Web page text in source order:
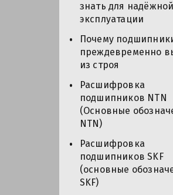
знать для надёжной
эксплуатации
Почему
преждевременно
из строя
Расшифровка
подшипников NTN
(Основные
NTN)
Расшифровка
подшипников SKF
(основные
SKF)